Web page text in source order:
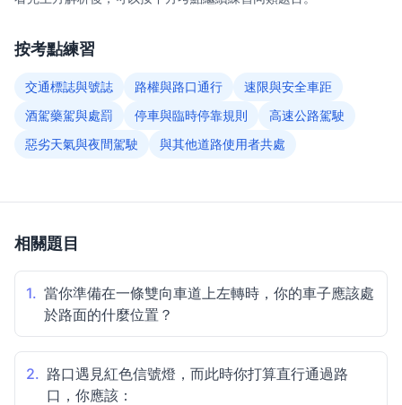
按考點練習
交通標誌與號誌 路權與路口通行
速限與安全車距
酒駕藥駕與處罰
停車與臨時停靠規則
高速公路駕駛
惡劣天氣與夜間駕駛
與其他道路使用者共處
相關題目
1. 當你準備在一條雙向車道上左轉時，你的車子應該處
於路面的什麼位置？
2. 路口遇見紅色信號燈，而此時你打算直行通過路
口，你應該：